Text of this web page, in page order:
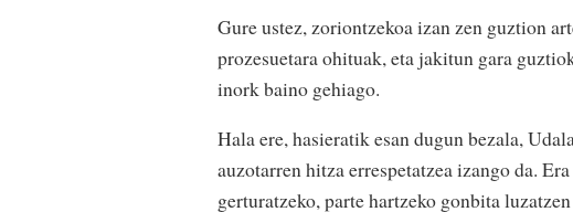
Gure ustez, zoriontzekoa izan zen guztion
prozesuetara ohituak, eta jakitun gara
inork baino gehiago.
Hala ere, hasieratik esan dugun bezala,
auzotarren hitza errespetatzea izango da.
gerturatzeko, parte hartzeko gonbita